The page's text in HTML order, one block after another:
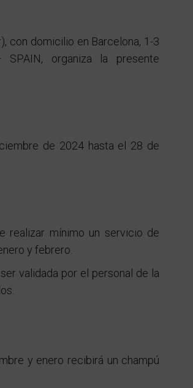
con domicilio en Barcelona, 1-3
SPAIN, organiza la presente
de 2024 hasta el 28 de
realizar mínimo un servicio de
y febrero.
validada por el personal de la
y enero recibirá un champú